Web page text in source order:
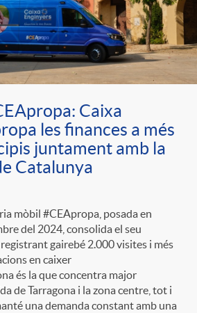
Caixa
les finances a més
juntament amb la
Catalunya
mòbil #CEApropa, posada en
del 2024, consolida el seu
gairebé 2.000 visites i més
en caixer
és la que concentra major
de Tarragona i la zona centre, tot i
una demanda constant amb una